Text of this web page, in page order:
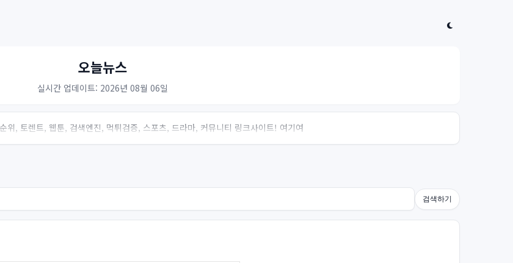
오늘뉴스
실시간 업데이트: 2026년 08월 06일
위, 토렌트, 웹툰, 검색엔진, 먹튀검증, 스포츠, 드라마, 커뮤니티 링크사이트! 여기여
검색하기